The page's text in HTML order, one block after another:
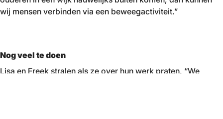
wij mensen verbinden via een beweegactiviteit.”
Nog veel te doen
Lisa en Freek stralen als ze over hun werk praten. “We